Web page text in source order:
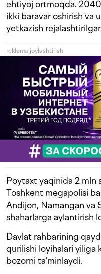
ehtiyoj ortmoqda.
ikki baravar oshirish va
yetkazish
reklama joylashtirish
Poytaxt yaqinida 2 mln
Toshkent megapolisi
Andijon, Namangan va
shaharlarga aylantirish
Davlat rahbarining
qurilishi loyihalari yiliga
bozorni ta’minlaydi.